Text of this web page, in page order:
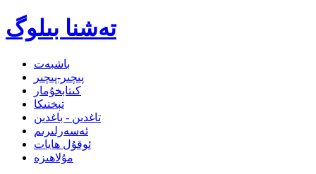
تەشنا بىلوگ
باشبەت
پىچىر-پىچىر
كىتابخۇمار
تېخنىكا
تاغدىن - باغدىن
ئەسەرلىرىم
ئوقۇل ھايات
مۇلاھىزە